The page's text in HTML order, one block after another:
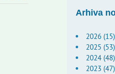
Arhiva
2026 (15)
2025 (53)
2024 (48)
2023 (47)